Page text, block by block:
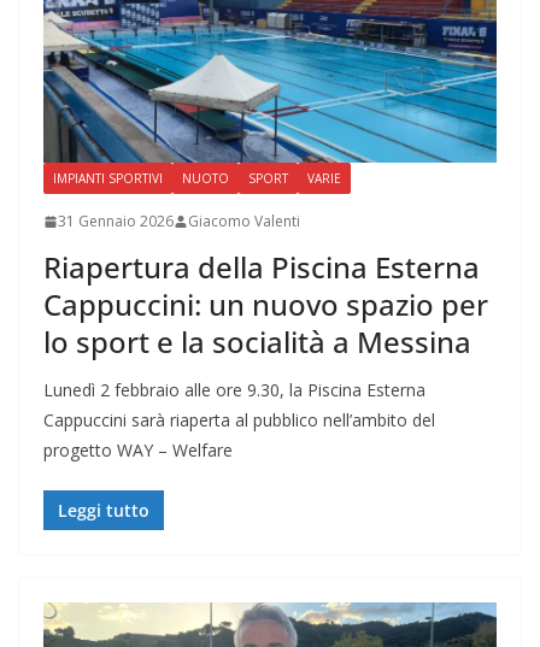
IMPIANTI SPORTIVI NUOTO SPORT VARIE
31 Gennaio 2026 Giacomo Valenti
Riapertura della Piscina Esterna
Cappuccini: un nuovo spazio per
lo sport e la socialità a Messina
Lunedì 2 febbraio alle ore 9.30, la Piscina Esterna
Cappuccini sarà riaperta al pubblico nell’ambito del
progetto WAY – Welfare
Leggi tutto